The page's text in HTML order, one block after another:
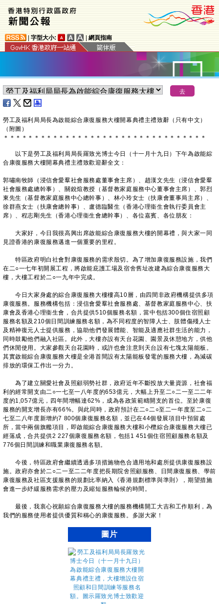
字型大小: 網頁指南
勞工及福利局局長為啟能綜合康復服務大樓開幕典禮主禮致辭（只有中文）
（附圖）
＊ ＊ ＊ ＊ ＊ ＊ ＊ ＊ ＊ ＊ ＊ ＊ ＊ ＊ ＊ ＊ ＊ ＊ ＊ ＊ ＊ ＊ ＊ ＊ ＊ ＊ ＊ ＊ ＊ ＊ ＊ ＊ ＊
以下是勞工及福利局局長羅致光博士今日（十一月十九日）下午為啟能綜
合康復服務大樓開幕典禮主禮致歡迎辭全文：
郭嘯南牧師（浸信會愛羣社會服務處董事會主席）、趙漢文先生（浸信會愛羣
社會服務處總幹事）、關銳煊教授（基督教家庭服務中心董事會主席）、郭烈
東先生（基督教家庭服務中心總幹事）、林小玲女士（扶康會董事局主席）、
徐群燕女士（扶康會總幹事）、盧德臨醫生（香港心理衞生會執行委員會主
席）、程志剛先生（香港心理衞生會總幹事）、各位嘉賓、各位朋友：
大家好，今日我很高興出席啟能綜合康復服務大樓的開幕禮，與大家一同
見證香港的康復服務邁進一個重要的里程。
特區政府明白社會對康復服務的需求殷切。為了增加康復服務設施，我們
在二○一七年初開展工程，將啟能庇護工場及宿舍舊址改建為綜合康復服務大
樓，大樓工程於二○一九年中完成。
今日大家身處的綜合康復服務大樓樓高10層，由四間非政府機構提供多項
康復服務。服務機構包括：浸信會愛羣社會服務處、基督教家庭服務中心、扶
康會及香港心理衞生會，合共提供510個服務名額，當中包括300個住宿照顧
服務名額及210個日間訓練服務名額，為不同程度的智障人士、肢體傷殘人士
及精神復元人士提供服務，協助他們發展體能、智能及適應社群生活的能力，
同時鼓勵他們融入社區。此外，大樓亦設有天台花園、園景及休憩地方，供他
們休閒使用。大家參觀天台花園時，或許也會注意到天台設有七塊太陽能板。
其實啟能綜合康復服務大樓是全港首間設有太陽能板發電的服務大樓，為減碳
排放的環保工作出一分力。
為了建立關愛社會及照顧弱勢社群，政府近年不斷投放大量資源，社會福
利的經常開支由二○一七至一八年度的653億元，大幅上升至二○二一至二二年
度的1,057億元，四年間增幅達62%，成為各政策範疇開支的首位。至於康復
服務的開支增長亦有66%。與此同時，政府預計在二○二○至二一年度至二○二
七至二八年度新增約7 800個康復服務名額，並已在44個發展項目中預留處
所，當中兩個旗艦項目，即啟能綜合康復服務大樓和小欖綜合康復服務大樓已
經落成，合共提供2 227個康復服務名額，包括1 451個住宿照顧服務名額及
776個日間訓練和職業康復服務名額。
今後，特區政府會繼續透過多項措施物色合適用地和處所提供康復服務設
施。政府亦會於二○二一至二二年度把長期院舍照顧服務、日間康復服務、學前
康復服務及社區支援服務的規劃比率納入《香港規劃標準與準則》，期望措施
會進一步紓緩服務需求的壓力及縮短服務輪候的時間。
最後，我衷心祝願綜合康復服務大樓的服務機構開工大吉和工作順利，為
我們的服務使用者提供優質和稱心的康復服務。多謝大家！
圖片